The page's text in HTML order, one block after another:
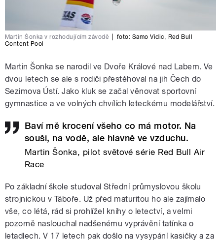
Martin Šonka v rozhodujícím závodě foto: Samo Vidic, Red Bull
Content Pool
Martin Šonka se narodil ve Dvoře Králové nad Labem. Ve
dvou letech se ale s rodiči přestěhoval na jih Čech do
Sezimova Ústí. Jako kluk se začal věnovat sportovní
gymnastice a ve volných chvílích leteckému modelářství.
Baví mě krocení všeho co má motor. Na
souši, na vodě, ale hlavně ve vzduchu.
Martin Šonka, pilot světové série Red Bull Air
Race
Po základní škole studoval Střední průmyslovou školu
strojnickou v Táboře. Už před maturitou ho ale zajímalo
vše, co létá, rád si prohlížel knihy o letectví, a velmi
pozorně naslouchal nadšenému vyprávění tatínka o
letadlech. V 17 letech pak došlo na vysypání kasičky a za